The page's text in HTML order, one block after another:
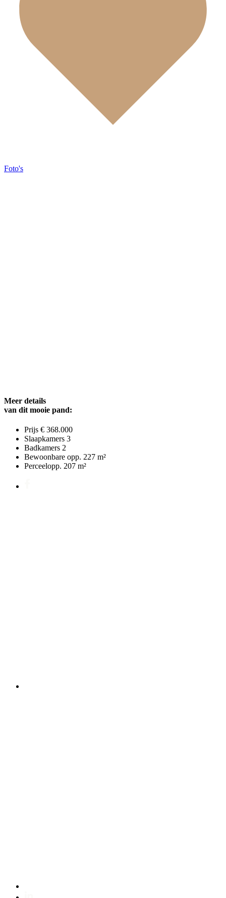
Foto's
Meer details
van dit mooie pand:
Prijs € 368.000
Slaapkamers 3
Badkamers 2
Bewoonbare opp. 227 m²
Perceelopp. 207 m²